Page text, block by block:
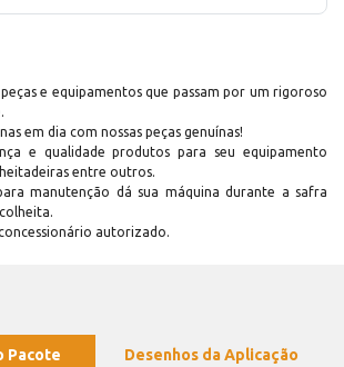
e equipamentos que passam por um rigoroso
em dia com nossas peças genuínas!
e qualidade produtos para seu equipamento
entre outros.
manutenção dá sua máquina durante a safra
autorizado.
Pacote Desenhos da Aplicação